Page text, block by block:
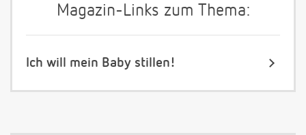
Magazin-Links zum Thema:
Ich will mein Baby stillen!